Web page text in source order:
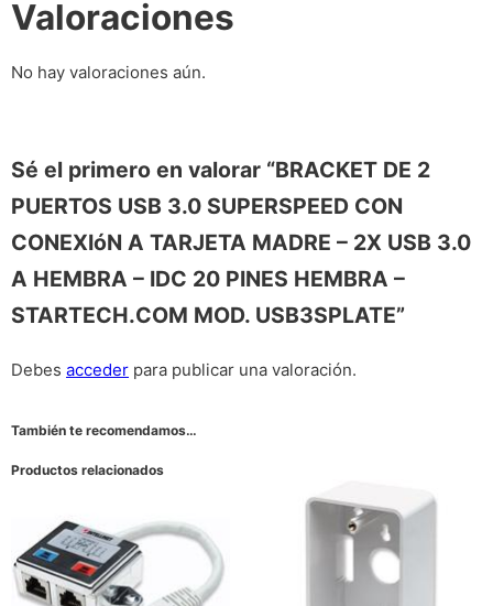
Valoraciones
No hay valoraciones aún.
Sé el primero en valorar “BRACKET DE 2
PUERTOS USB 3.0 SUPERSPEED CON
CONEXIóN A TARJETA MADRE – 2X USB 3.0
A HEMBRA – IDC 20 PINES HEMBRA –
STARTECH.COM MOD. USB3SPLATE”
Debes acceder para publicar una valoración.
También te recomendamos…
Productos relacionados